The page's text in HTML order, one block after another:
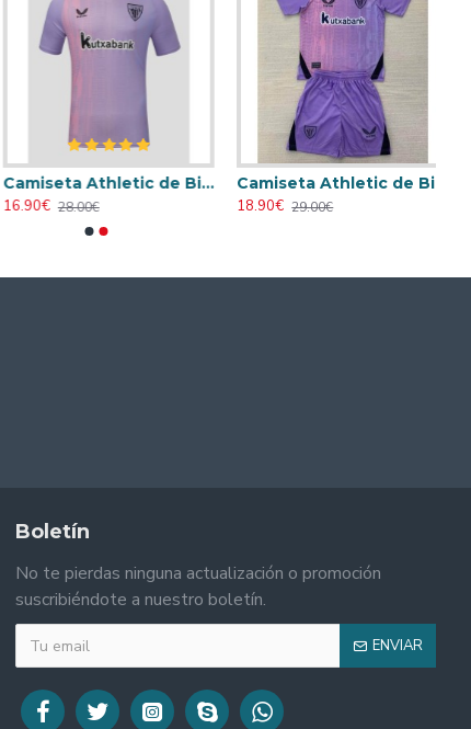
Camiseta Athletic de Bilbao 2024/2025 Alternativo
16.90€ 28.00€
Camiseta Athletic de Bilbao 2024/2025 Alternativo Niño Kit
18.90€ 29.00€
Boletín
No te pierdas ninguna actualización o promoción
suscribiéndote a nuestro boletín.
ENVIAR